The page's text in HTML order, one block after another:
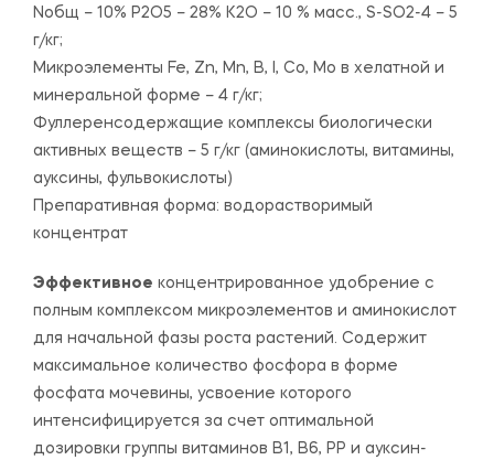
Nобщ – 10% P2O5 – 28% К2O – 10 % масс., S-SO2-4 – 5
г/кг;
Микроэлементы Fe, Zn, Mn, B, I, Co, Mo в хелатной и
минеральной форме – 4 г/кг;
Фуллеренсодержащие комплексы биологически
активных веществ – 5 г/кг (аминокислоты, витамины,
ауксины, фульвокислоты)
Препаративная форма: водорастворимый
концентрат
Эффективное концентрированное удобрение с
полным комплексом микроэлементов и аминокислот
для начальной фазы роста растений. Содержит
максимальное количество фосфора в форме
фосфата мочевины, усвоение которого
интенсифицируется за счет оптимальной
дозировки группы витаминов В1, В6, РР и ауксин-